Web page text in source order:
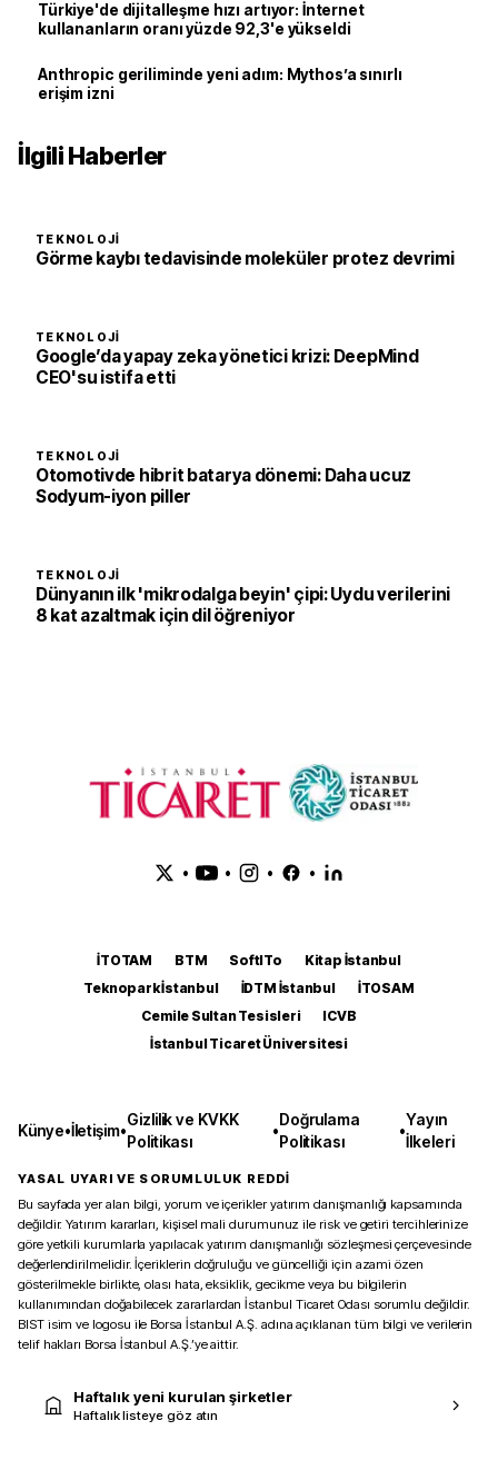
Türkiye'de dijitalleşme hızı artıyor: İnternet
kullananların oranı yüzde 92,3'e yükseldi
Anthropic geriliminde yeni adım: Mythos’a sınırlı
erişim izni
İlgili Haberler
TEKNOLOJI
Görme kaybı tedavisinde moleküler protez devrimi
TEKNOLOJI
Google’da yapay zeka yönetici krizi: DeepMind
CEO'su istifa etti
TEKNOLOJI
Otomotivde hibrit batarya dönemi: Daha ucuz
Sodyum-iyon piller
TEKNOLOJI
Dünyanın ilk 'mikrodalga beyin' çipi: Uydu verilerini
8 kat azaltmak için dil öğreniyor
• • • •
İTOTAM BTM SoftITo
Kitap İstanbul
Teknopark İstanbul
İDTM İstanbul
İTOSAM
Cemile Sultan Tesisleri
ICVB
İstanbul Ticaret Üniversitesi
Künye•İletişim•
Gizlilik ve KVKK
Politikası
•
Doğrulama
Politikası
•
Yayın
İlkeleri
YASAL UYARI VE SORUMLULUK REDDİ
Bu sayfada yer alan bilgi, yorum ve içerikler yatırım danışmanlığı kapsamında
değildir. Yatırım kararları, kişisel mali durumunuz ile risk ve getiri tercihlerinize
göre yetkili kurumlarla yapılacak yatırım danışmanlığı sözleşmesi çerçevesinde
değerlendirilmelidir. İçeriklerin doğruluğu ve güncelliği için azami özen
gösterilmekle birlikte, olası hata, eksiklik, gecikme veya bu bilgilerin
kullanımından doğabilecek zararlardan İstanbul Ticaret Odası sorumlu değildir.
BIST isim ve logosu ile Borsa İstanbul A.Ş. adına açıklanan tüm bilgi ve verilerin
telif hakları Borsa İstanbul A.Ş.’ye aittir.
Haftalık yeni kurulan şirketler
Haftalık listeye göz atın